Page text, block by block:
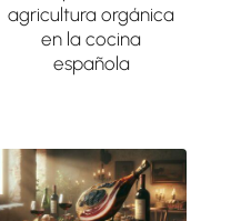
agricultura orgánica
en la cocina
española